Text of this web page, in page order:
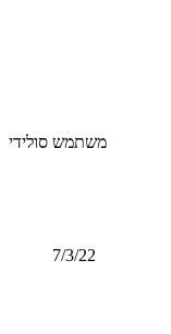
משתמש סולידי
7/3/22